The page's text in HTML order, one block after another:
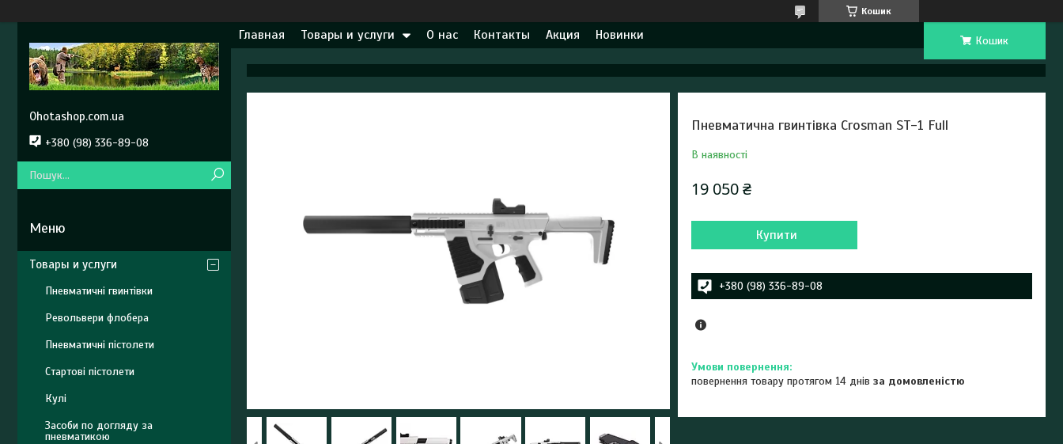
Кошик
Главная Товары и услуги О нас Контакты Акция Новинки Кошик
Пневматична гвинтівка Crosman ST-1 Full
В наявності
19 050 ₴
Купити
+380 (98) 336-89-08
повернення товару протягом 14 днівза домовленістю
Ohotashop.com.ua
+380 (98) 336-89-08
Товары и услуги
Пневматичні гвинтівки
Револьвери флобера
Пневматичні пістолети
Стартові пістолети
Кулі
Засоби по догляду за
пневматикою